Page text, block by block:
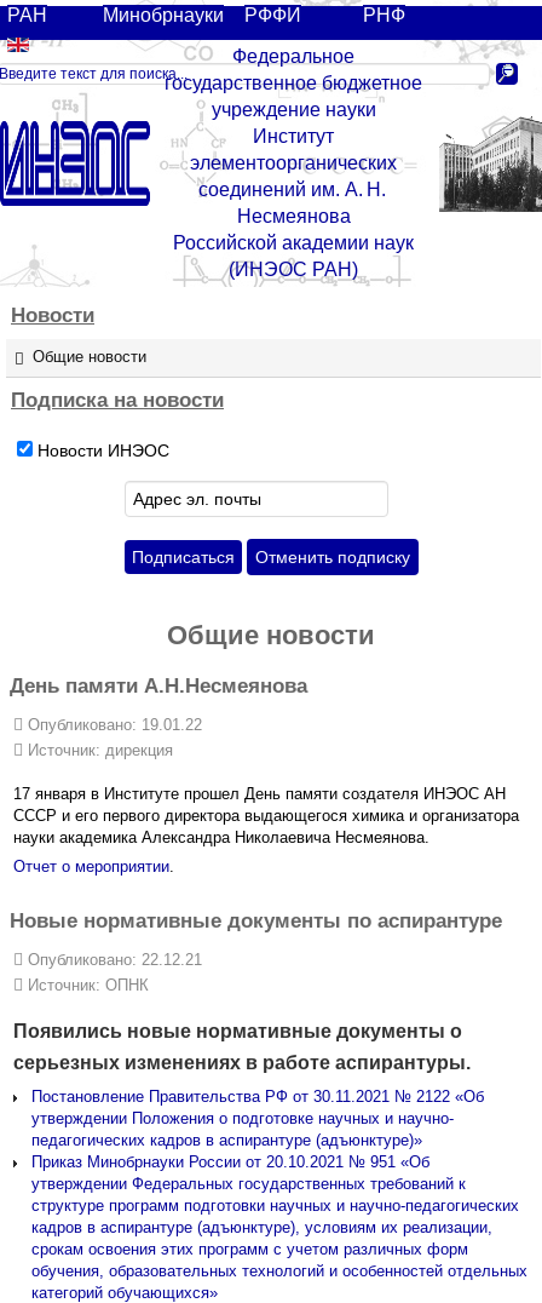
РАН Минобрнауки РФФИ
РНФ
Федеральное
государственное бюджетное
учреждение науки
Институт
элементоорганических
соединений им. А. Н.
Несмеянова
Российской академии наук
(ИНЭОС РАН)
Новости
Общие новости
Подписка на новости
Новости ИНЭОС
Общие новости
День памяти А.Н.Несмеянова
Опубликовано: 19.01.22
Источник: дирекция
17 января в Институте прошел День памяти создателя ИНЭОС АН
СССР и его первого директора выдающегося химика и организатора
науки академика Александра Николаевича Несмеянова.
Отчет о мероприятии.
Новые нормативные документы по аспирантуре
Опубликовано: 22.12.21
Источник: ОПНК
Появились новые нормативные документы о
серьезных изменениях в работе аспирантуры.
Постановление Правительства РФ от 30.11.2021 № 2122 «Об
утверждении Положения о подготовке научных и научно-
педагогических кадров в аспирантуре (адъюнктуре)»
Приказ Минобрнауки России от 20.10.2021 № 951 «Об
утверждении Федеральных государственных требований к
структуре программ подготовки научных и научно-педагогических
кадров в аспирантуре (адъюнктуре), условиям их реализации,
срокам освоения этих программ с учетом различных форм
обучения, образовательных технологий и особенностей отдельных
категорий обучающихся»